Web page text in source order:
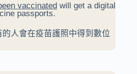
vaccinated will get a digital
passports.
人會在疫苗護照中得到數位